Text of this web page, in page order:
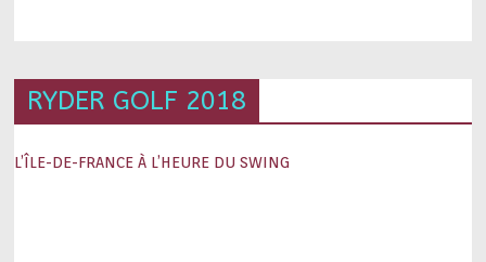
RYDER GOLF 2018
L’ÎLE-DE-FRANCE À L’HEURE DU SWING